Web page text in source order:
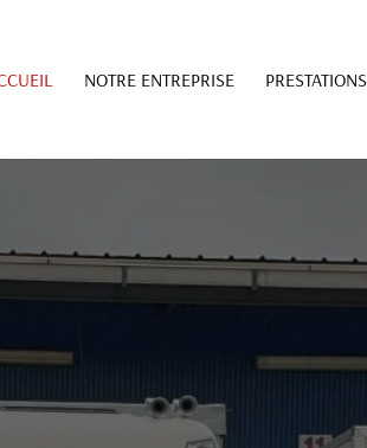
NOTRE ENTREPRISE PRESTATIONS